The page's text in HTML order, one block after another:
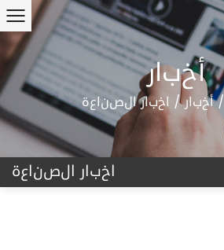
أخبار
/أخبار/ اخبار الصناعة
اخبار الصناعة